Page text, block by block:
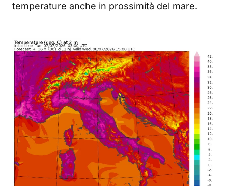
temperature anche in prossimità del mare.